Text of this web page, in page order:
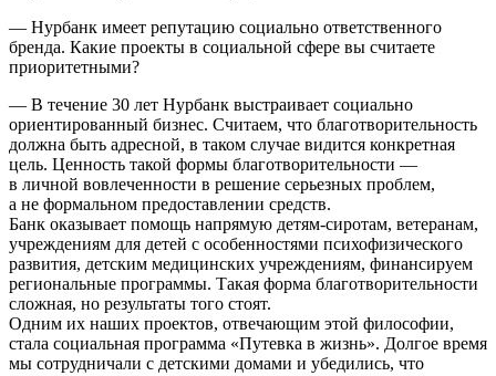
— Нурбанк имеет репутацию социально ответственного
бренда. Какие проекты в социальной сфере вы считаете
приоритетными?
— В течение 30 лет Нурбанк выстраивает социально
ориентированный бизнес. Считаем, что благотворительность
должна быть адресной, в таком случае видится конкретная
цель. Ценность такой формы благотворительности —
в личной вовлеченности в решение серьезных проблем,
а не формальном предоставлении средств.
Банк оказывает помощь напрямую детям-сиротам, ветеранам,
учреждениям для детей с особенностями психофизического
развития, детским медицинских учреждениям, финансируем
региональные программы. Такая форма благотворительности
сложная, но результаты того стоят.
Одним их наших проектов, отвечающим этой философии,
стала социальная программа «Путевка в жизнь». Долгое время
мы сотрудничали с детскими домами и убедились, что